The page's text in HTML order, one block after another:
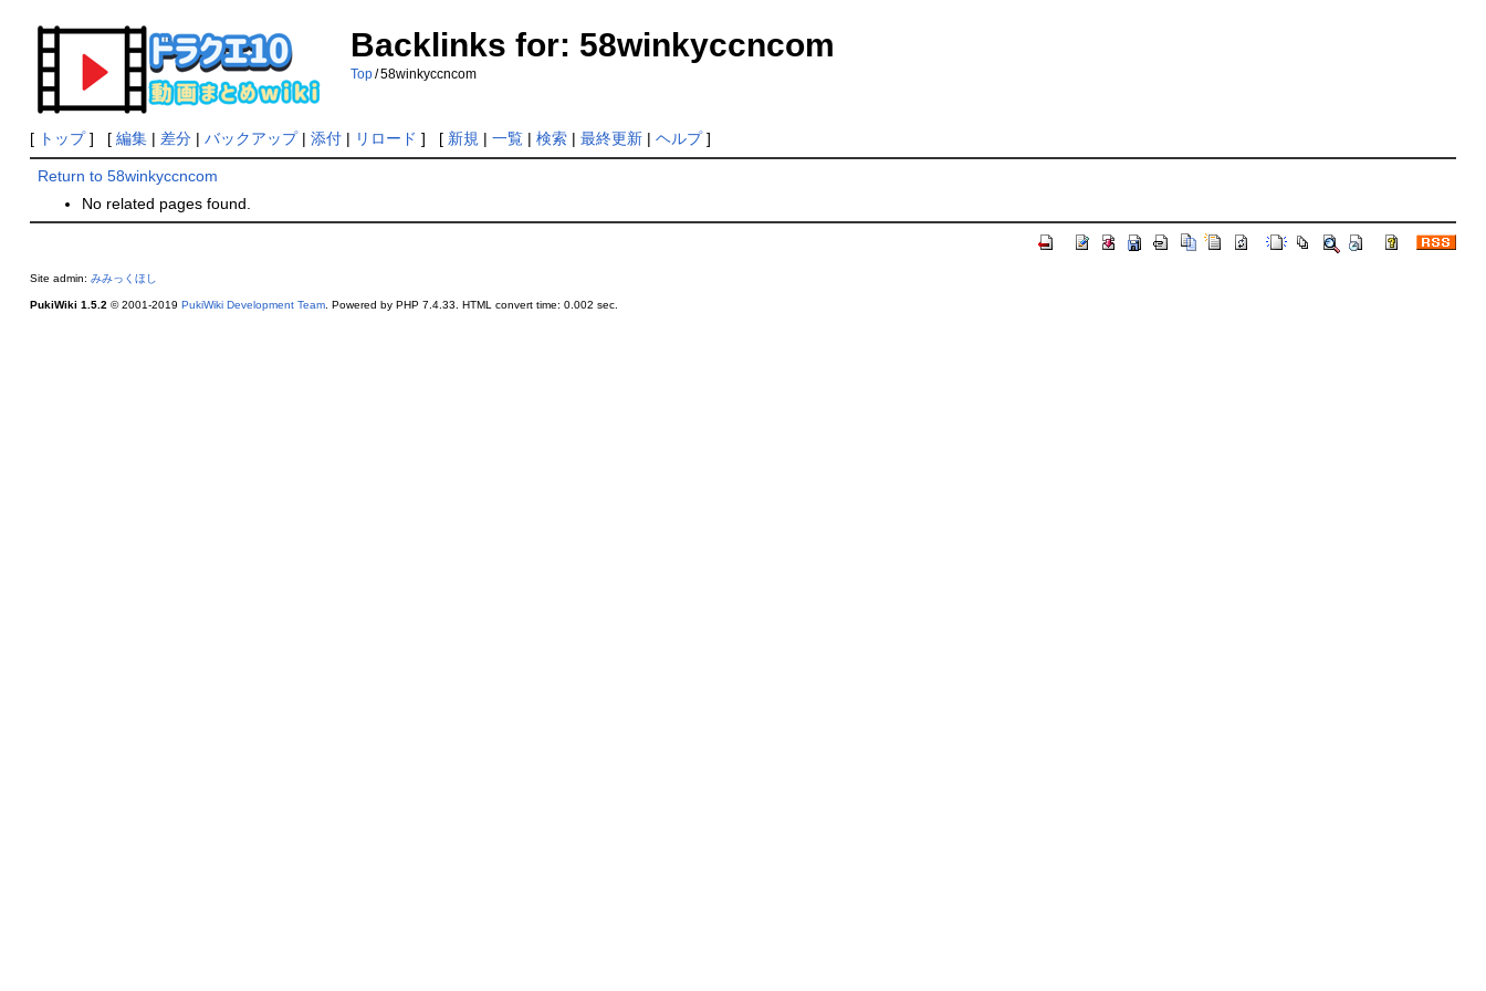
Backlinks for: 58winkyccncom
Top/58winkyccncom
[ トップ] [ 編集| 差分| バックアップ| 添付| リロード ] [ 新規 | 一覧| 検索| 最終更新| ヘルプ]
Return to 58winkyccncom
No related pages found.
Site admin: みみっくほし
PukiWiki 1.5.2 © 2001-2019 PukiWiki Development Team. Powered by PHP 7.4.33. HTML convert time: 0.002 sec.